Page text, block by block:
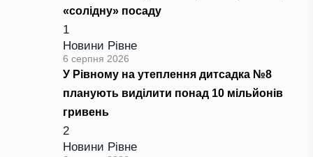
«солідну» посаду
1
Новини Рівне
6 серпня 2026
У Рівному на утеплення дитсадка №8
планують виділити понад 10 мільйонів
гривень
2
Новини Рівне